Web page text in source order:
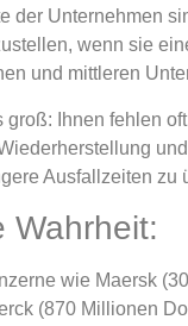
der Unternehmen
wenn sie
und mittleren
groß: Ihnen fehlen
Ausfallzeiten zu
Wahrheit:
wie Maersk
(870 Millionen